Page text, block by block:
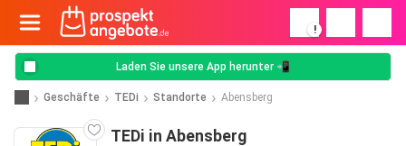
!
Laden Sie unsere App herunter 📲
Geschäfte TEDi Standorte Abensberg
TEDi in Abensberg